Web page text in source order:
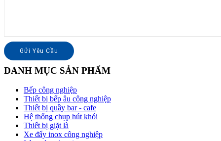
DANH MỤC SẢN PHẨM
Bếp công nghiệp
Thiết bị bếp âu công nghiệp
Thiết bị quầy bar - cafe
Hệ thống chụp hút khói
Thiết bị giặt là
Xe đẩy inox công nghiệp